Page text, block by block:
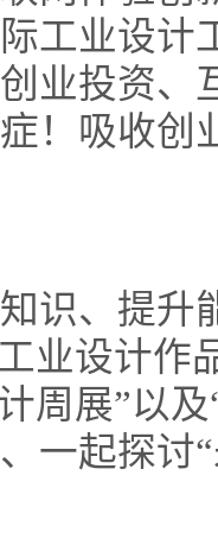
工业设计
业投资、
！吸收创
识、提升
业设计作
周展”以
一起探讨